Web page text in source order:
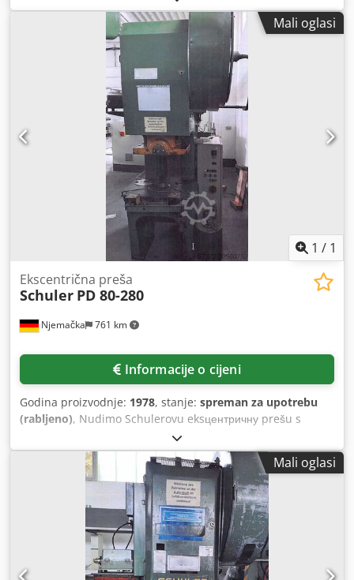
Mali oglasi
1 / 1
Njemačka 761 km
Ekscentrična preša
Schuler PD 80-280
Informacije o cijeni
Godina proizvodnje: 1978, stanje: spreman za upotrebu
(rabljeno), Nudimo Schulerovu eksцентричну prešu s
jednim stupom. Snaga preše: 80 t, duljina izboja: 280 mm,
podesivi raspon hoda: 20 mm - 160 mm, maksimalni broj
hodova: 125 hodova/min, površina stola X/Y: 700 mm/560
mm, površina klipa X/Y: 560 mm/350 mm, podešavanje
klipa: 72 mm, maksimalna udaljenost stola/klipa: 510 mm.
Težina stroja: približno 4800 kg. Moguća je inspekcija uz
prethodni dogovor. Crsdpfx Ajzrzpueptof
Mali oglasi